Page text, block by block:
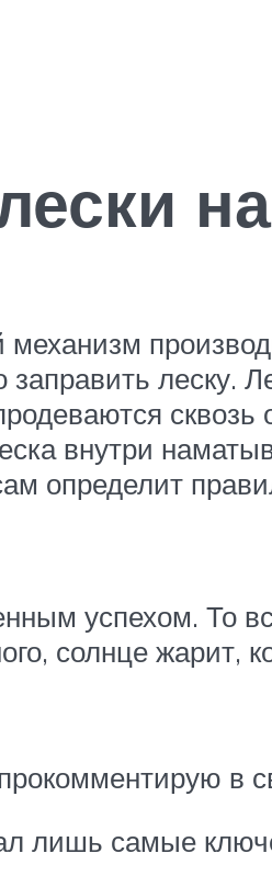
механизм
леску.
внутри
определит
успехом. То
солнце жарит,
в
лишь самые